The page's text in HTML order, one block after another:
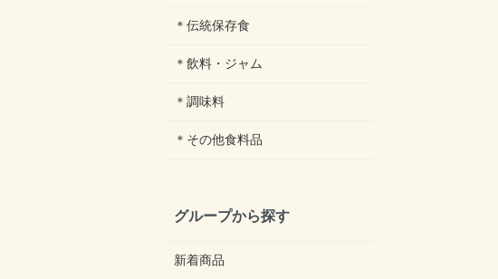
＊伝統保存食
＊飲料・ジャム
＊調味料
＊その他食料品
グループから探す
新着商品